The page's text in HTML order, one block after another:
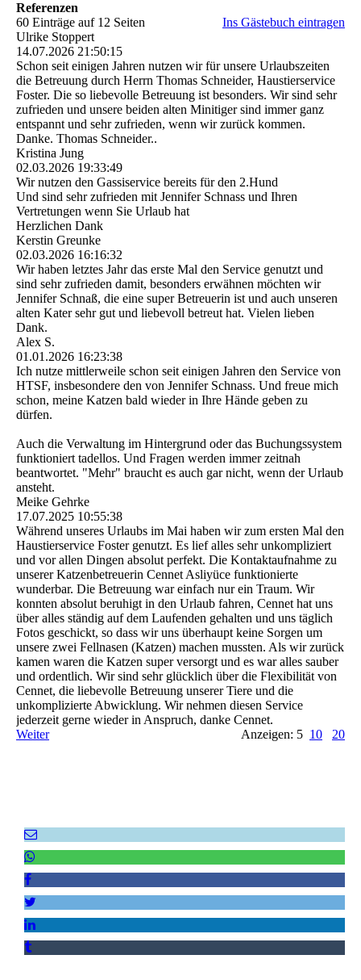
Referenzen
60 Einträge auf 12 Seiten
Ins Gästebuch eintragen
Ulrike Stoppert
14.07.2026 21:50:15
Schon seit einigen Jahren nutzen wir für unsere Urlaubszeiten
die Betreuung durch Herrn Thomas Schneider, Haustierservice
Foster. Die so liebevolle Betreuung ist besonders. Wir sind sehr
zufrieden und unsere beiden alten Minitiger sind immer ganz
entspannt und sehr zufrieden, wenn wir zurück kommen.
Danke. Thomas Schneider..
Kristina Jung
02.03.2026 19:33:49
Wir nutzen den Gassiservice bereits für den 2.Hund
Und sind sehr zufrieden mit Jennifer Schnass und Ihren
Vertretungen wenn Sie Urlaub hat
Herzlichen Dank
Kerstin Greunke
02.03.2026 16:16:32
Wir haben letztes Jahr das erste Mal den Service genutzt und
sind sehr zufrieden damit, besonders erwähnen möchten wir
Jennifer Schnaß, die eine super Betreuerin ist und auch unseren
alten Kater sehr gut und liebevoll betreut hat. Vielen lieben
Dank.
Alex S.
01.01.2026 16:23:38
Ich nutze mittlerweile schon seit einigen Jahren den Service von
HTSF, insbesondere den von Jennifer Schnass. Und freue mich
schon, meine Katzen bald wieder in Ihre Hände geben zu
dürfen.
Auch die Verwaltung im Hintergrund oder das Buchungssystem
funktioniert tadellos. Und Fragen werden immer zeitnah
beantwortet. "Mehr" braucht es auch gar nicht, wenn der Urlaub
ansteht.
Meike Gehrke
17.07.2025 10:55:38
Während unseres Urlaubs im Mai haben wir zum ersten Mal den
Haustierservice Foster genutzt. Es lief alles sehr unkompliziert
und vor allen Dingen absolut perfekt. Die Kontaktaufnahme zu
unserer Katzenbetreuerin Cennet Asliyüce funktionierte
wunderbar. Die Betreuung war einfach nur ein Traum. Wir
konnten absolut beruhigt in den Urlaub fahren, Cennet hat uns
über alles ständig auf dem Laufenden gehalten und uns täglich
Fotos geschickt, so dass wir uns überhaupt keine Sorgen um
unsere zwei Fellnasen (Katzen) machen mussten. Als wir zurück
kamen waren die Katzen super versorgt und es war alles sauber
und ordentlich. Wir sind sehr glücklich über die Flexibilität von
Cennet, die liebevolle Betreuung unserer Tiere und die
unkomplizierte Abwicklung. Wir nehmen diesen Service
jederzeit gerne wieder in Anspruch, danke Cennet.
Weiter
Anzeigen: 5 10 20